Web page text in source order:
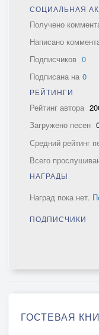
СОЦИАЛЬНАЯ
Получено
Написано
Подписчиков 0
Подписана на 0
РЕЙТИНГИ
Рейтинг автора
Загружено песен
Средний рейтинг
Всего
НАГРАДЫ
Наград пока нет.
ПОДПИСЧИКИ
ГОСТЕВАЯ